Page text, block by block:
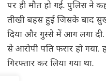
पर ही मौत हो गई. पुलिस ने
तीखी बहस हुई जिसके बाद
दिया और गुस्से में आग लगा
से आरोपी पति फरार हो गया.
गिरफ्तार कर लिया गया था.